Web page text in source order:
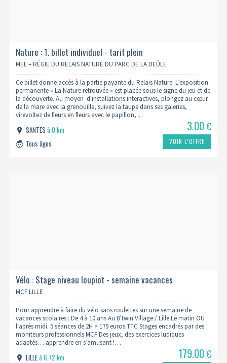
Nature : 1. billet individuel - tarif plein
MEL – RÉGIE DU RELAIS NATURE DU PARC DE LA DEÛLE
Ce billet donne accès à la partie payante du Relais Nature. L’exposition
permanente « La Nature retrouvée » est placée sous le signe du jeu et de
la découverte. Au moyen d'installations interactives, plongez au cœur
de la mare avec la grenouille, suivez la taupe dans ses galeries,
virevoltez de fleurs en fleurs avec le papillon,…
SANTESà 0 km
Tous âges
3.00€
VOIR L’OFFRE
Vélo : Stage niveau loupiot - semaine vacances
MCF LILLE
Pour apprendre à faire du vélo sans roulettes sur une semaine de
vacances scolaires : De 4 à 10 ans Au B'twin Village / Lille Le matin OU
l'après midi. 5 séances de 2H > 179 euros TTC Stages encadrés par des
moniteurs professionnels MCF Des jeux, des exercices ludiques
adaptés… apprendre en s’amusant !…
LILLEà 6.72 km
179.00€